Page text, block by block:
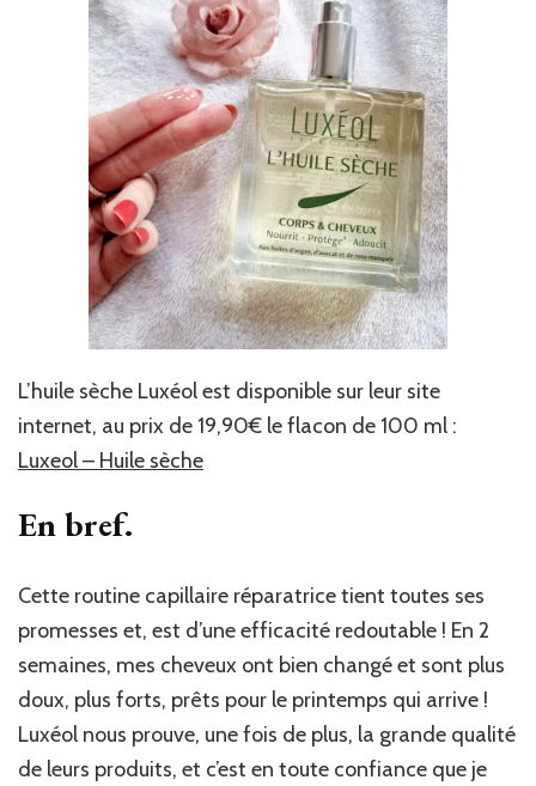
L’huile sèche Luxéol est disponible sur leur site
internet, au prix de 19,90€ le flacon de 100 ml :
Luxeol – Huile sèche
En bref.
Cette routine capillaire réparatrice tient toutes ses
promesses et, est d’une efficacité redoutable ! En 2
semaines, mes cheveux ont bien changé et sont plus
doux, plus forts, prêts pour le printemps qui arrive !
Luxéol nous prouve, une fois de plus, la grande qualité
de leurs produits, et c’est en toute confiance que je